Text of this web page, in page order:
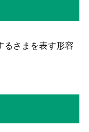
るさまを表す形容